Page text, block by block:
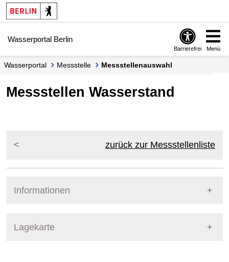
Springe zur Navigation
Springe zum Inhalt
Wasserportal Berlin
Barrierefrei Menü
Wasserportal Messstelle Messstellenauswahl
Messstellen Wasserstand
zurück zur Messstellenliste
Informationen
Lagekarte